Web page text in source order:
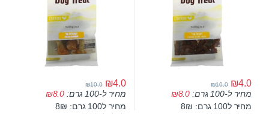
₪4.0
₪10.0
מחיר ל-100 גרם: ₪8.0
מחיר ל100 גרם: 8₪
₪4.0
₪10.0
מחיר ל-100 גרם: ₪8.0
מחיר ל100 גרם: 8₪